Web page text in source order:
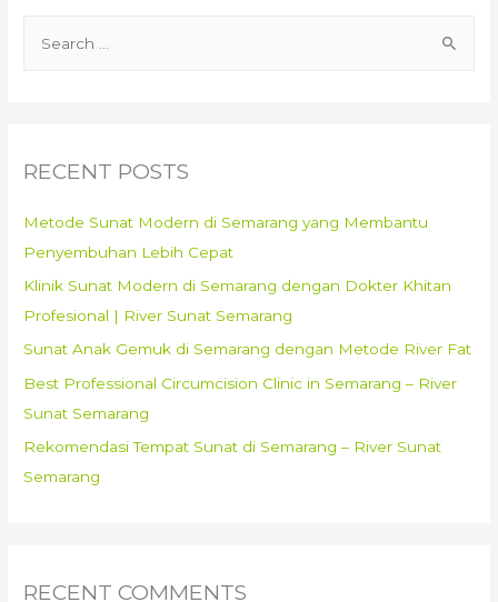
–
3505
9090
h
RECENT POSTS
Metode Sunat Modern di Semarang yang Membantu
Penyembuhan Lebih Cepat
Klinik Sunat Modern di Semarang dengan Dokter Khitan
Profesional | River Sunat Semarang
Sunat Anak Gemuk di Semarang dengan Metode River Fat
Best Professional Circumcision Clinic in Semarang – River
Sunat Semarang
Rekomendasi Tempat Sunat di Semarang – River Sunat
Semarang
RECENT COMMENTS